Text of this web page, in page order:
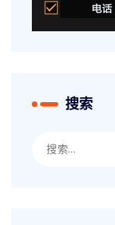
搜索
索：